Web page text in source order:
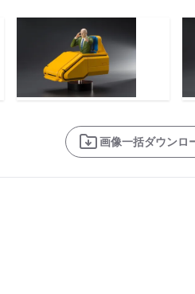
画像一括ダウンロ